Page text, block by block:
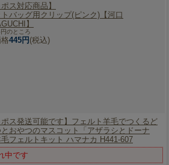
ポス対応商品】
バッグ用クリップ(ピンク)【河口
】
のところ
445円 (税込)
ポス発送可能です】 フェルト羊毛でつくるど
とおやつのマスコット「アザラシとドーナ
フェルトキット ハマナカ H441-607
中です